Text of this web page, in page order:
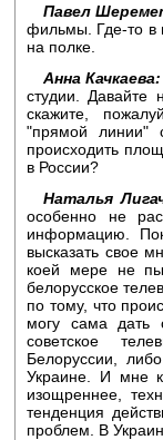
Павел
фильмы. Где-то в
на полке.
Анна Качкаева:
студии. Давайте
скажите,
"прямой линии"
происходить
в России?
Наталья
особенно не
информацию.
высказать свое
коей мере не
белорусское
по тому, что
могу сама дать
советское
Белоруссии,
Украине. И мне
изощреннее,
тенденция
проблем. В